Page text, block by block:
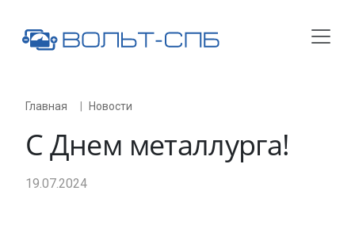
Главная Новости
С Днем металлурга!
19.07.2024